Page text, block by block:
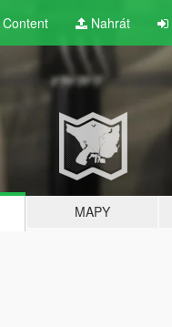
Content Nahrát
MAPY